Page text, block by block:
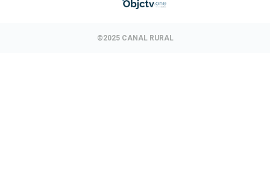
©2025 CANAL RURAL